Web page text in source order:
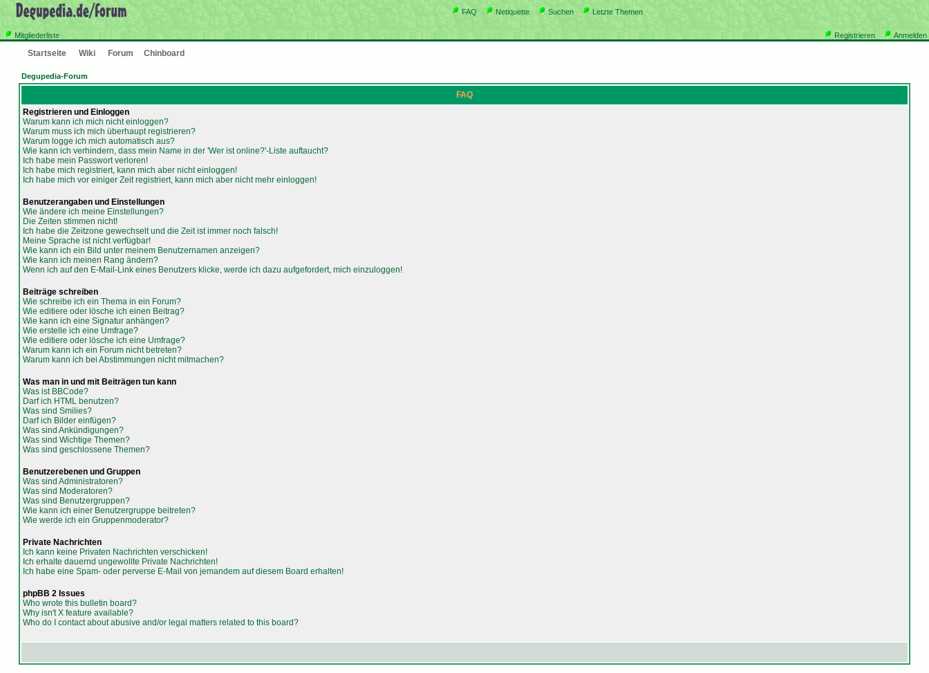
FAQ Netiquette Suchen Letzte Themen
Mitgliederliste Registrieren Anmelden
Startseite Wiki Forum Chinboard
Degupedia-Forum
FAQ
Registrieren und Einloggen
Warum kann ich mich nicht einloggen?
Warum muss ich mich überhaupt registrieren?
Warum logge ich mich automatisch aus?
Wie kann ich verhindern, dass mein Name in der 'Wer ist online?'-Liste auftaucht?
Ich habe mein Passwort verloren!
Ich habe mich registriert, kann mich aber nicht einloggen!
Ich habe mich vor einiger Zeit registriert, kann mich aber nicht mehr einloggen!
Benutzerangaben und Einstellungen
Wie ändere ich meine Einstellungen?
Die Zeiten stimmen nicht!
Ich habe die Zeitzone gewechselt und die Zeit ist immer noch falsch!
Meine Sprache ist nicht verfügbar!
Wie kann ich ein Bild unter meinem Benutzernamen anzeigen?
Wie kann ich meinen Rang ändern?
Wenn ich auf den E-Mail-Link eines Benutzers klicke, werde ich dazu aufgefordert, mich einzuloggen!
Beiträge schreiben
Wie schreibe ich ein Thema in ein Forum?
Wie editiere oder lösche ich einen Beitrag?
Wie kann ich eine Signatur anhängen?
Wie erstelle ich eine Umfrage?
Wie editiere oder lösche ich eine Umfrage?
Warum kann ich ein Forum nicht betreten?
Warum kann ich bei Abstimmungen nicht mitmachen?
Was man in und mit Beiträgen tun kann
Was ist BBCode?
Darf ich HTML benutzen?
Was sind Smilies?
Darf ich Bilder einfügen?
Was sind Ankündigungen?
Was sind Wichtige Themen?
Was sind geschlossene Themen?
Benutzerebenen und Gruppen
Was sind Administratoren?
Was sind Moderatoren?
Was sind Benutzergruppen?
Wie kann ich einer Benutzergruppe beitreten?
Wie werde ich ein Gruppenmoderator?
Private Nachrichten
Ich kann keine Privaten Nachrichten verschicken!
Ich erhalte dauernd ungewollte Private Nachrichten!
Ich habe eine Spam- oder perverse E-Mail von jemandem auf diesem Board erhalten!
phpBB 2 Issues
Who wrote this bulletin board?
Why isn't X feature available?
Who do I contact about abusive and/or legal matters related to this board?